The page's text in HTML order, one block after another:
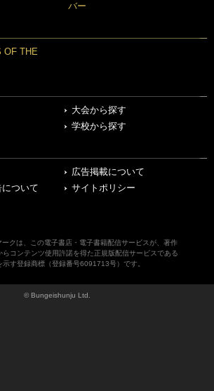
バー
OF THE
大会から探す
学校から探す
広告掲載について
ついて
サイトポリシー
ークは、この電子書店・電子書籍配信サービスが、著作
らコンテンツ使用許諾を得た正規版配信サービスである
示す登録商標（登録番号6091713号）です。
© Bungeishunju Ltd.